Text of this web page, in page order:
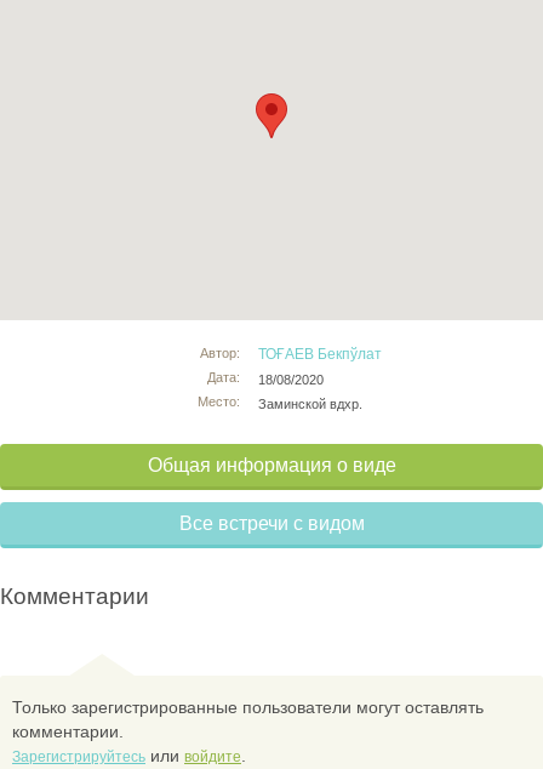
Автор:
Дата:
Место:
ТОҒАЕВ Бекпўлат
18/08/2020
Заминской вдхр.
Общая информация о виде
Все встречи с видом
Комментарии
Только зарегистрированные пользователи могут оставлять
комментарии.
Зарегистрируйтесь или войдите